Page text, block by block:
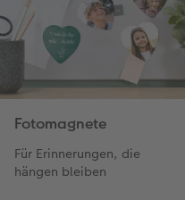
Neuheiten
Extras
Mehrteiler
im
Extras
Digitale
CEWE
Neuheiten
CEWE
CEWE
Fotomagnete
Für Erinnerungen, die
hängen bleiben